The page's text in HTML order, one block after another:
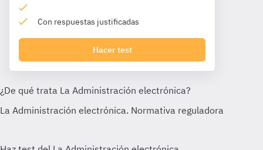
Con respuestas justificadas
Hacer test